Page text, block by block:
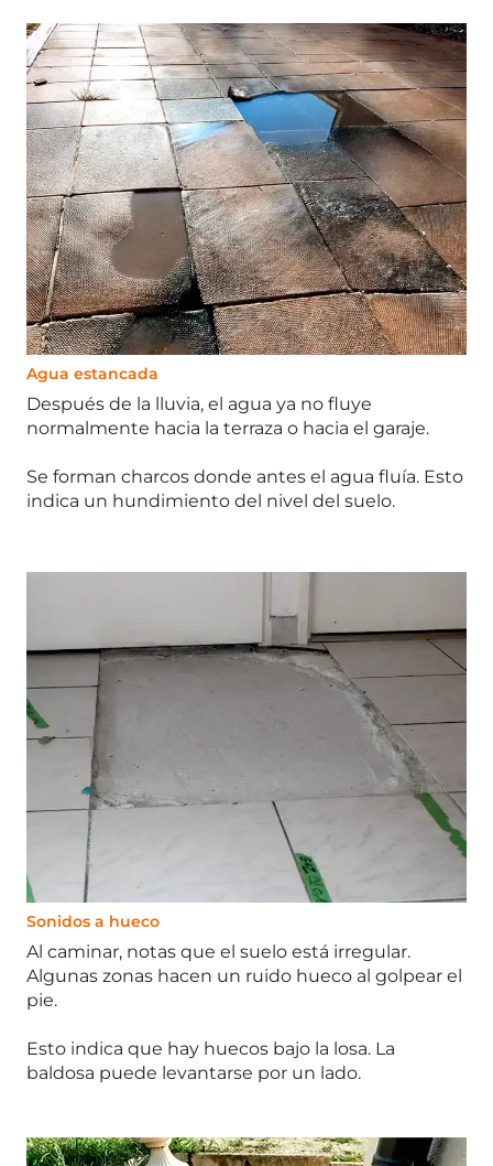
Agua estancada
Después de la lluvia, el agua ya no fluye
normalmente hacia la terraza o hacia el garaje.
Se forman charcos donde antes el agua fluía. Esto
indica un hundimiento del nivel del suelo.
Sonidos a hueco
Al caminar, notas que el suelo está irregular.
Algunas zonas hacen un ruido hueco al golpear el
pie.
Esto indica que hay huecos bajo la losa. La
baldosa puede levantarse por un lado.